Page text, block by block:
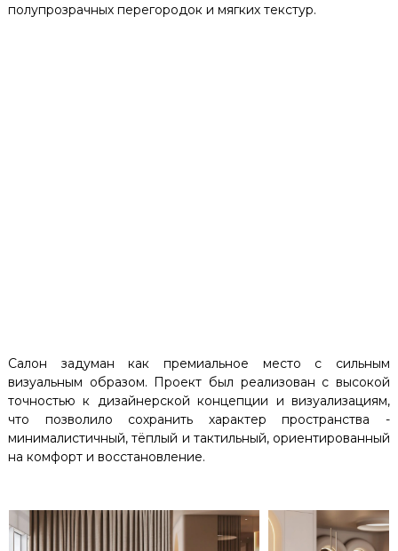
полупрозрачных перегородок и мягких текстур.
Салон задуман как премиальное место с сильным
визуальным образом. Проект был реализован с высокой
точностью к дизайнерской концепции и визуализациям,
что позволило сохранить характер пространства -
минималистичный, тёплый и тактильный, ориентированный
на комфорт и восстановление.